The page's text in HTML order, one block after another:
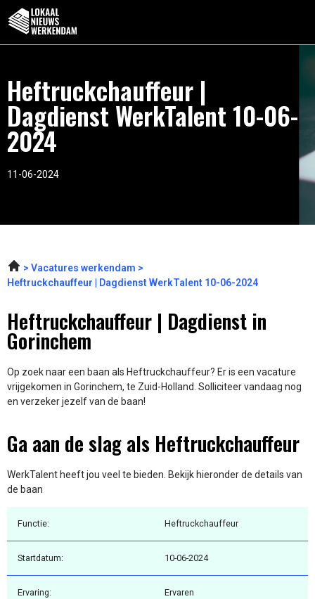
Heftruckchauffeur |
Dagdienst WerkTalent 10-06-
2024
11-06-2024
Vacatures werkendam
Heftruckchauffeur | Dagdienst WerkTalent 10-06-2024
Heftruckchauffeur | Dagdienst in
Gorinchem
Op zoek naar een baan als Heftruckchauffeur? Er is een vacature
vrijgekomen in Gorinchem, te Zuid-Holland. Solliciteer vandaag nog
en verzeker jezelf van de baan!
Ga aan de slag als Heftruckchauffeur
WerkTalent heeft jou veel te bieden. Bekijk hieronder de details van
de baan
Functie: Heftruckchauffeur
Startdatum: 10-06-2024
Ervaring: Ervaren